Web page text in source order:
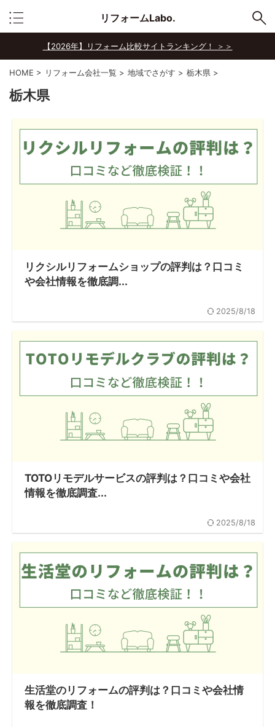
リフォームLabo.
【2026年】リフォーム比較サイトランキング！ ＞＞
HOME > リフォーム会社一覧 > 地域でさがす > 栃木県 >
栃木県
リクシルリフォームショップの評判は？口コミ
や会社情報を徹底調...
2025/8/18
TOTOリモデルサービスの評判は？口コミや会社
情報を徹底調査...
2025/8/18
生活堂のリフォームの評判は？口コミや会社情
報を徹底調査！